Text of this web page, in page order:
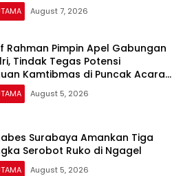
August 7, 2026
Rahman Pimpin Apel Gabungan
Tindak Tegas Potensi
Kamtibmas di Puncak Acara
Sidowungu
August 5, 2026
Surabaya Amankan Tiga
Serobot Ruko di Ngagel
August 5, 2026